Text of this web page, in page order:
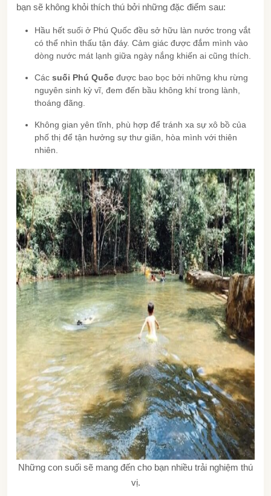
bạn sẽ không khỏi thích thú bởi những đặc điểm sau:
Hầu hết suối ở Phú Quốc đều sở hữu làn nước trong vắt
có thể nhìn thấu tận đáy. Cảm giác được đắm mình vào
dòng nước mát lạnh giữa ngày nắng khiến ai cũng thích.
Các suối Phú Quốc được bao bọc bởi những khu rừng
nguyên sinh kỳ vĩ, đem đến bầu không khí trong lành,
thoáng đãng.
Không gian yên tĩnh, phù hợp để tránh xa sự xô bồ của
phố thị để tận hưởng sự thư giãn, hòa mình với thiên
nhiên.
Những con suối sẽ mang đến cho bạn nhiều trải nghiệm thú
vị.